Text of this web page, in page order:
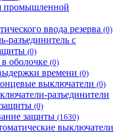
промышленной
ввода резерва (0)
разъединитель с
(0)
оболочке (0)
времени (0)
выключатели (0)
разъединители
(0)
защиты (1630)
выключатели